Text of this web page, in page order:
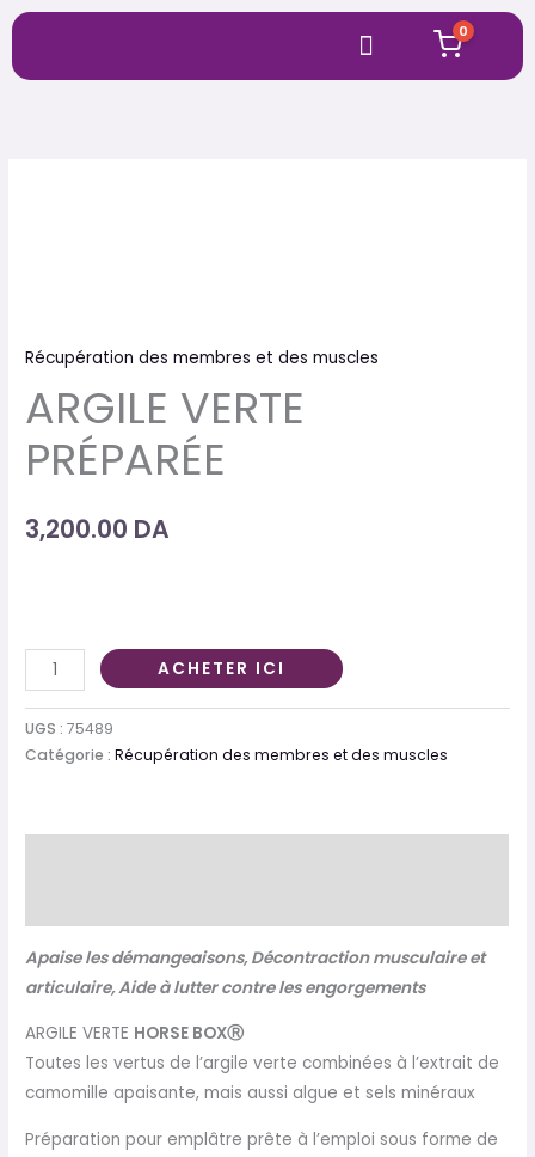
Aller
contenu
Menu 0
Récupération des membres et des muscles
ARGILE VERTE
PRÉPARÉE
3,200.00 DA
ACHETER ICI
UGS :75489
Catégorie :Récupération des membres et des muscles
Apaise les démangeaisons,Décontraction musculaire et
articulaire,Aide à lutter contre lesengorgements
ARGILE VERTE HORSE BOXⓇ
Toutes les vertus de l’argile verte combinées à l’extrait de
camomille apaisante, mais aussi algue et sels minéraux
Préparation pour emplâtreprête à l’emploi sous forme de